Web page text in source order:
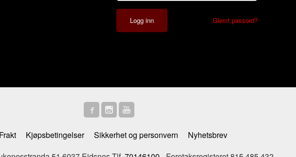
Glemt passord?
Kjøpsbetingelser Sikkerhet og personvern
Nyhetsbrev